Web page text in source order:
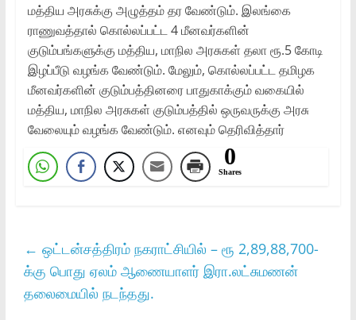
மத்திய அரசுக்கு அழுத்தம் தர வேண்டும். இலங்கை
ராணுவத்தால் கொல்லப்பட்ட 4 மீனவர்களின்
குடும்பங்களுக்கு மத்திய, மாநில அரசுகள் தலா ரூ.5 கோடி
இழப்பீடு வழங்க வேண்டும். மேலும், கொல்லப்பட்ட தமிழக
மீனவர்களின் குடும்பத்தினரை பாதுகாக்கும் வகையில்
மத்திய, மாநில அரசுகள் குடும்பத்தில் ஒருவருக்கு அரசு
வேலையும் வழங்க வேண்டும். எனவும் தெரிவித்தார்
0
Shares
← ஒட்டன்சத்திரம் நகராட்சியில் – ரூ 2,89,88,700-
க்கு பொது ஏலம் ஆணையாளர் இரா.லட்சுமணன்
தலைமையில் நடந்தது.